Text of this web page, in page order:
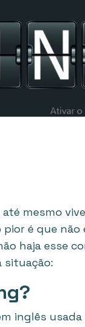
mesmo
é que
haja esse
situação:
inglês